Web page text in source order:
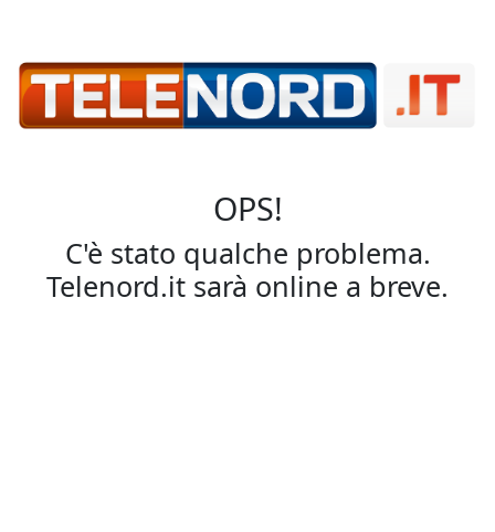
OPS!
C'è stato qualche problema.
Telenord.it sarà online a breve.